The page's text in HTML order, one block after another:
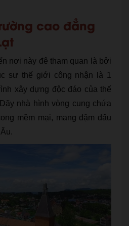
cao đẳng
nơi này đê tham quan là bởi
sư thế giới công nhận là 1
xây dựng độc đáo của thế
nhà hình vòng cung chứa
mềm mại, mang đậm dấu